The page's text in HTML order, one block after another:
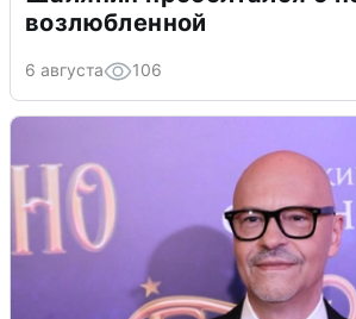
возлюбленной
6 августа 106